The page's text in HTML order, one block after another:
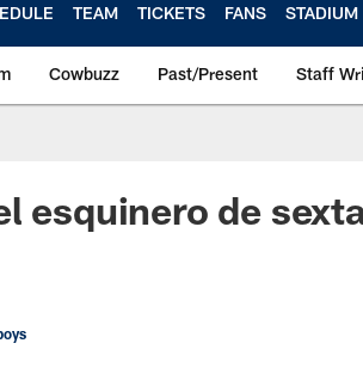
TEAM TICKETS FANS STADIUM
Cowbuzz Past/Present Staff
esquinero de